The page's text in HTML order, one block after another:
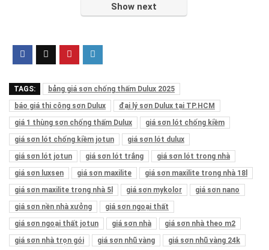
Show next
TAGS:
bảng giá sơn chống thấm Dulux 2025
báo giá thi công sơn Dulux
đại lý sơn Dulux tại TP.HCM
giá 1 thùng sơn chống thấm Dulux
giá sơn lót chống kiềm
giá sơn lót chống kiềm jotun
giá sơn lót dulux
giá sơn lót jotun
giá sơn lót trắng
giá sơn lót trong nhà
giá sơn luxsen
giá sơn maxilite
giá sơn maxilite trong nhà 18l
giá sơn maxilite trong nhà 5l
giá sơn mykolor
giá sơn nano
giá sơn nền nhà xưởng
giá sơn ngoại thất
giá sơn ngoại thất jotun
giá sơn nhà
giá sơn nhà theo m2
giá sơn nhà trọn gói
giá sơn nhũ vàng
giá sơn nhũ vàng 24k